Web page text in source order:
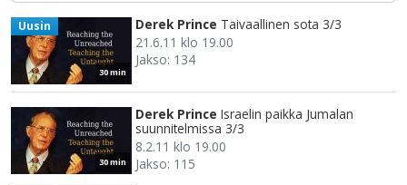
30 min
Uusin Derek Prince Taivaallinen sota 3/3
21.6.11 klo 19.00
Jakso: 134
30 min
Derek Prince Israelin paikka Jumalan
suunnitelmissa 3/3
8.2.11 klo 19.00
Jakso: 115